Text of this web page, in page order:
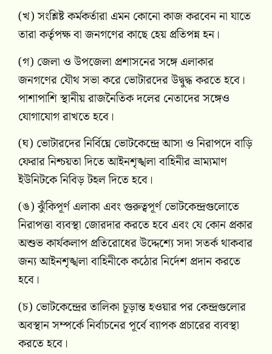
(খ) সংশ্লিষ্ট কর্মকর্তারা এমন কোনো কাজ করবেন না যাতে
তারা কর্তৃপক্ষ বা জনগণের কাছে হেয় প্রতিপন্ন হন।
(গ) জেলা ও উপজেলা প্রশাসনের সঙ্গে এলাকার
জনগণের যৌথ সভা করে ভোটারদের উদ্বুদ্ধ করতে হবে।
পাশাপাশি স্থানীয় রাজনৈতিক দলের নেতাদের সঙ্গেও
যোগাযোগ রাখতে হবে।
(ঘ) ভোটারদের নির্বিঘ্নে ভোটকেন্দ্রে আসা ও নিরাপদে বাড়ি
ফেরার নিশ্চয়তা দিতে আইনশৃঙ্খলা বাহিনীর ভ্রাম্যমাণ
ইউনিটকে নিবিড় টহল দিতে হবে।
(ঙ) ঝুঁকিপূর্ণ এলাকা এবং গুরুত্বপূর্ণ ভোটকেন্দ্রগুলোতে
নিরাপত্তা ব্যবস্থা জোরদার করতে হবে এবং যে কোন প্রকার
অশুভ কার্যকলাপ প্রতিরোধের উদ্দেশ্যে সদা সতর্ক থাকবার
জন্য আইনশৃঙ্খলা বাহিনীকে কঠোর নির্দেশ প্রদান করতে
হবে।
(চ) ভোটকেন্দ্রের তালিকা চূড়ান্ত হওয়ার পর কেন্দ্রগুলোর
অবস্থান সম্পর্কে নির্বাচনের পূর্বে ব্যাপক প্রচারের ব্যবস্থা
করতে হবে।